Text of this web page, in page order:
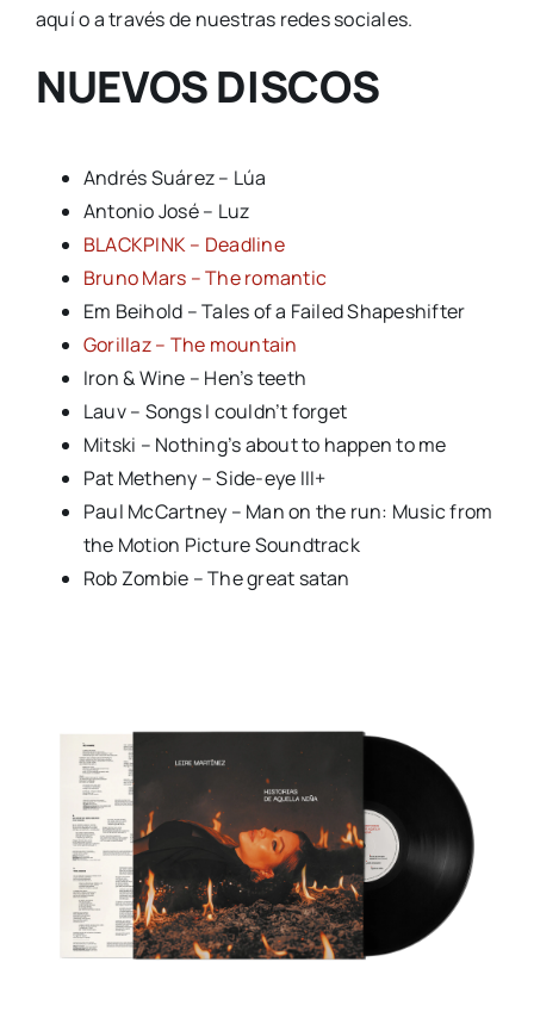
aquí o a través de nuestras redes sociales.
NUEVOS DISCOS
Andrés Suárez – Lúa
Antonio José – Luz
BLACKPINK – Deadline
Bruno Mars – The romantic
Em Beihold – Tales of a Failed Shapeshifter
Gorillaz – The mountain
Iron & Wine – Hen’s teeth
Lauv – Songs I couldn’t forget
Mitski – Nothing’s about to happen to me
Pat Metheny – Side-eye III+
Paul McCartney – Man on the run: Music from
the Motion Picture Soundtrack
Rob Zombie – The great satan